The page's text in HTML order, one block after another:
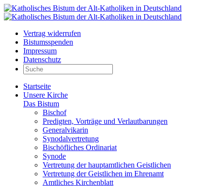
Vertrag widerrufen
Bistumsspenden
Impressum
Datenschutz
Startseite
Unsere Kirche
Das Bistum
Bischof
Predigten, Vorträge und Verlautbarungen
Generalvikarin
Synodalvertretung
Bischöfliches Ordinariat
Synode
Vertretung der hauptamtlichen Geistlichen
Vertretung der Geistlichen im Ehrenamt
Amtliches Kirchenblatt